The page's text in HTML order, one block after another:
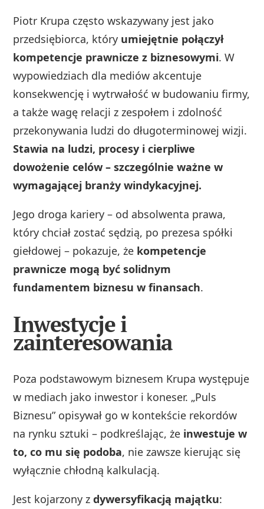
Piotr Krupa często wskazywany jest jako
przedsiębiorca, który umiejętnie połączył
kompetencje prawnicze z biznesowymi. W
wypowiedziach dla mediów akcentuje
konsekwencję i wytrwałość w budowaniu firmy,
a także wagę relacji z zespołem i zdolność
przekonywania ludzi do długoterminowej wizji.
Stawia na ludzi, procesy i cierpliwe
dowożenie celów – szczególnie ważne w
wymagającej branży windykacyjnej.
Jego droga kariery – od absolwenta prawa,
który chciał zostać sędzią, po prezesa spółki
giełdowej – pokazuje, że kompetencje
prawnicze mogą być solidnym
fundamentem biznesu w finansach.
Inwestycje i
zainteresowania
Poza podstawowym biznesem Krupa występuje
w mediach jako inwestor i koneser. „Puls
Biznesu” opisywał go w kontekście rekordów
na rynku sztuki – podkreślając, że inwestuje w
to, co mu się podoba, nie zawsze kierując się
wyłącznie chłodną kalkulacją.
Jest kojarzony zdywersyfikacją majątku: